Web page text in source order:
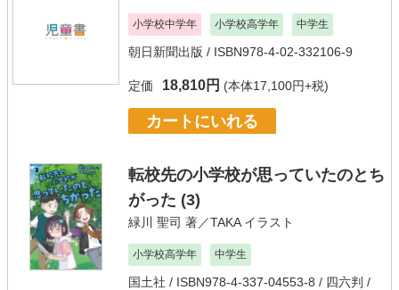
小学校中学年 小学校高学年 中学生
朝日新聞出版 / ISBN978-4-02-332106-9
定価 18,810円 (本体17,100円+税)
カートにいれる
転校先の小学校が思っていたのとち
がった (3)
緑川 聖司 著／TAKAイラスト
小学校高学年 中学生
国土社 / ISBN978-4-337-04553-8 / 四六判 /